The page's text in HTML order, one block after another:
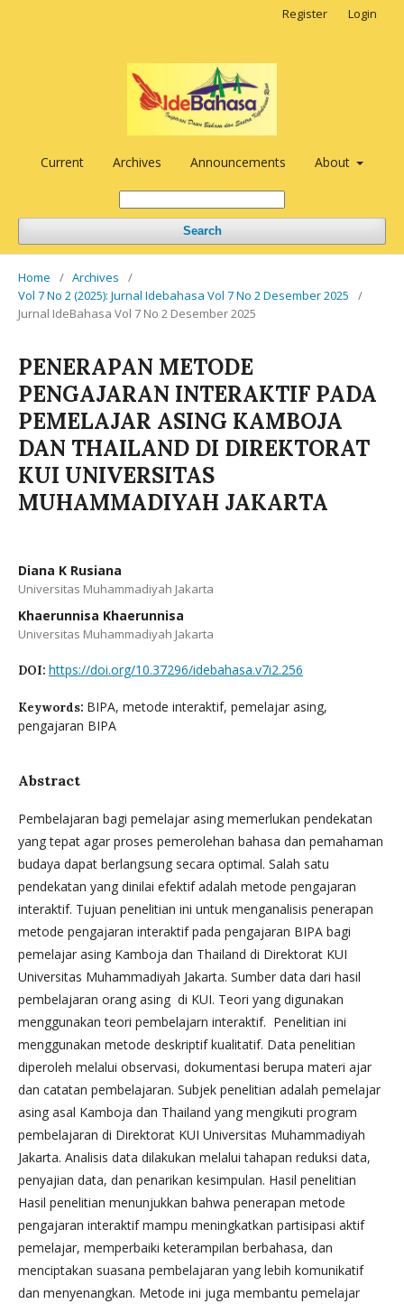
Current Archives Announcements About
Search
Register Login
Home / Archives
/
Vol 7 No 2 (2025): Jurnal Idebahasa Vol 7 No 2 Desember 2025
/
Jurnal IdeBahasa Vol 7 No 2 Desember 2025
PENERAPAN METODE
PENGAJARAN INTERAKTIF PADA
PEMELAJAR ASING KAMBOJA
DAN THAILAND DI DIREKTORAT
KUI UNIVERSITAS
MUHAMMADIYAH JAKARTA
Diana K Rusiana
Universitas Muhammadiyah Jakarta
Khaerunnisa Khaerunnisa
Universitas Muhammadiyah Jakarta
DOI: https://doi.org/10.37296/idebahasa.v7i2.256
Keywords: BIPA, metode interaktif, pemelajar asing,
pengajaran BIPA
Abstract
Pembelajaran bagi pemelajar asing memerlukan pendekatan
yang tepat agar proses pemerolehan bahasa dan pemahaman
budaya dapat berlangsung secara optimal. Salah satu
pendekatan yang dinilai efektif adalah metode pengajaran
interaktif. Tujuan penelitian ini untuk menganalisis penerapan
metode pengajaran interaktif pada pengajaran BIPA bagi
pemelajar asing Kamboja dan Thailand di Direktorat KUI
Universitas Muhammadiyah Jakarta. Sumber data dari hasil
pembelajaran orang asing di KUI. Teori yang digunakan
menggunakan teori pembelajarn interaktif. Penelitian ini
menggunakan metode deskriptif kualitatif. Data penelitian
diperoleh melalui observasi, dokumentasi berupa materi ajar
dan catatan pembelajaran. Subjek penelitian adalah pemelajar
asing asal Kamboja dan Thailand yang mengikuti program
pembelajaran di Direktorat KUI Universitas Muhammadiyah
Jakarta. Analisis data dilakukan melalui tahapan reduksi data,
penyajian data, dan penarikan kesimpulan. Hasil penelitian
Hasil penelitian menunjukkan bahwa penerapan metode
pengajaran interaktif mampu meningkatkan partisipasi aktif
pemelajar, memperbaiki keterampilan berbahasa, dan
menciptakan suasana pembelajaran yang lebih komunikatif
dan menyenangkan. Metode ini juga membantu pemelajar